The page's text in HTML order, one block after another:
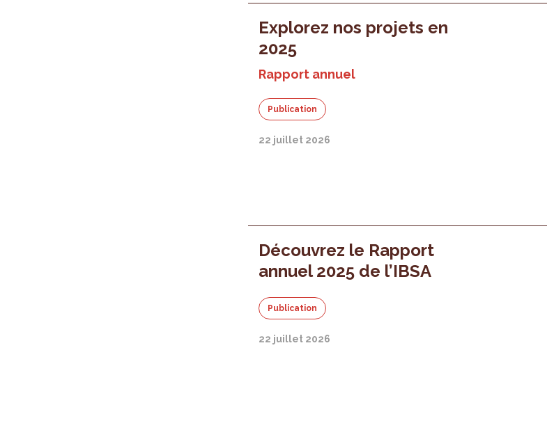
Explorez nos projets en
2025
Rapport annuel
Publication
22 juillet 2026
Découvrez le Rapport
annuel 2025 de l’IBSA
Publication
22 juillet 2026